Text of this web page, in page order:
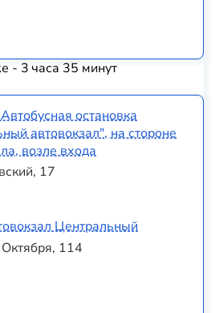
- 3 часа 35 минут
остановка
автовокзал", на стороне
возле входа
17
Центральный
114